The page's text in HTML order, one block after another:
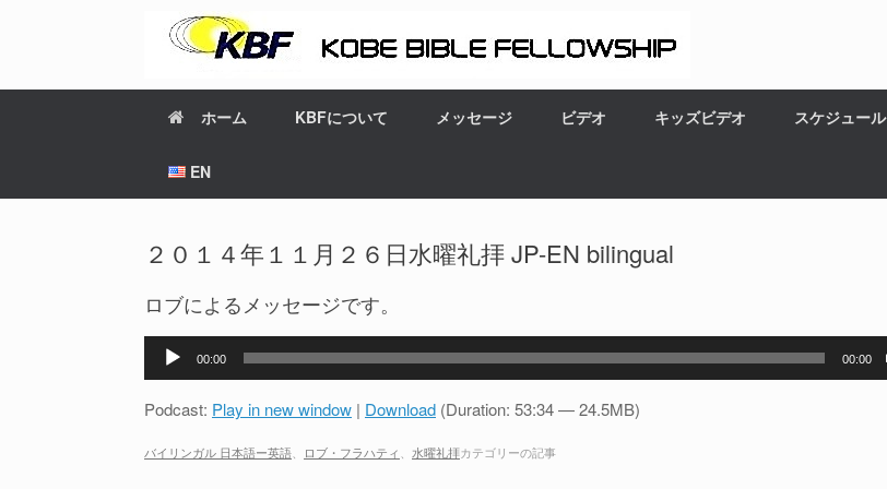
ホーム KBFについて メッセージ ビデオ キッズビデオ スケジュール
EN
２０１４年１１月２６日水曜礼拝 JP-EN bilingual
ロブによるメッセージです。
プ
ー
00:00 00:00
Podcast: Play in new window | Download (Duration: 53:34 — 24.5MB)
バイリンガル 日本語ー英語 ロブ・フラハティ 水曜礼拝カテゴリーの記事